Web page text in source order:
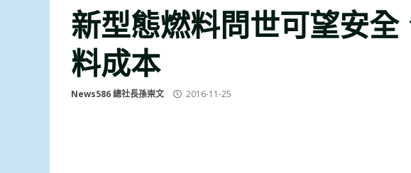
新型態燃料問世可望安
料成本
News586 總社長孫崇文 2016-11-25